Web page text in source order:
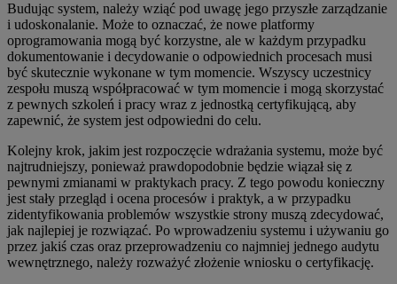
Budując system, należy wziąć pod uwagę jego przyszłe zarządzanie
i udoskonalanie. Może to oznaczać, że nowe platformy
oprogramowania mogą być korzystne, ale w każdym przypadku
dokumentowanie i decydowanie o odpowiednich procesach musi
być skutecznie wykonane w tym momencie. Wszyscy uczestnicy
zespołu muszą współpracować w tym momencie i mogą skorzystać
z pewnych szkoleń i pracy wraz z jednostką certyfikującą, aby
zapewnić, że system jest odpowiedni do celu.
Kolejny krok, jakim jest rozpoczęcie wdrażania systemu, może być
najtrudniejszy, ponieważ prawdopodobnie będzie wiązał się z
pewnymi zmianami w praktykach pracy. Z tego powodu konieczny
jest stały przegląd i ocena procesów i praktyk, a w przypadku
zidentyfikowania problemów wszystkie strony muszą zdecydować,
jak najlepiej je rozwiązać. Po wprowadzeniu systemu i używaniu go
przez jakiś czas oraz przeprowadzeniu co najmniej jednego audytu
wewnętrznego, należy rozważyć złożenie wniosku o certyfikację.